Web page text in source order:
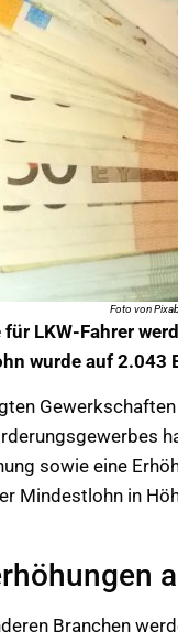
Foto von
für LKW-Fahrer
wurde auf 2.043
sowie eine
Mindestlohn in
Branchen